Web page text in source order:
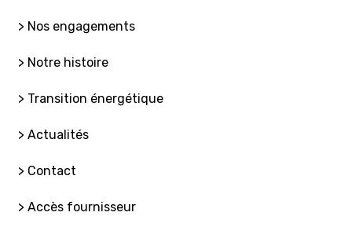
> Nos engagements
> Notre histoire
> Transition énergétique
> Actualités
> Contact
> Accès fournisseur